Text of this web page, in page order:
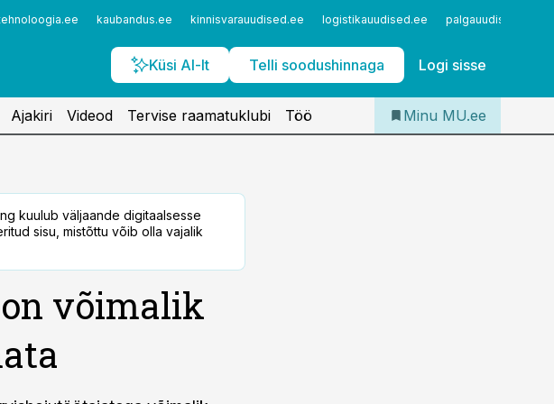
kaubandus.ee kinnisvarauudised.ee logistikauudised.ee palgauudised.ee
Küsi AI-lt Telli soodushinnaga Logi sisse
Iseteenindus
Telli Meditsiiniuudised
Ajakiri Videod Tervise raamatuklubi Töö Minu MU.ee
kuulub väljaande digitaalsesse
sisu, mistõttu võib olla vajalik
võimalik